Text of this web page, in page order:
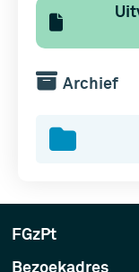
Archief
FGzPt
Bezoekadres